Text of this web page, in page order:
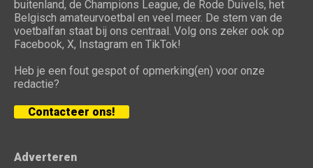
buitenland, de Champions League, de Rode Duivels, het
Belgisch amateurvoetbal en veel meer. De stem van de
voetbalfan staat bij ons centraal. Volg ons zeker ook op
Facebook, X, Instagram en TikTok!
Heb je een fout gespot of opmerking(en) voor onze
redactie?
Contacteer ons!
Adverteren